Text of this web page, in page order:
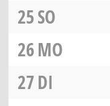
25SO
26MO
27DI